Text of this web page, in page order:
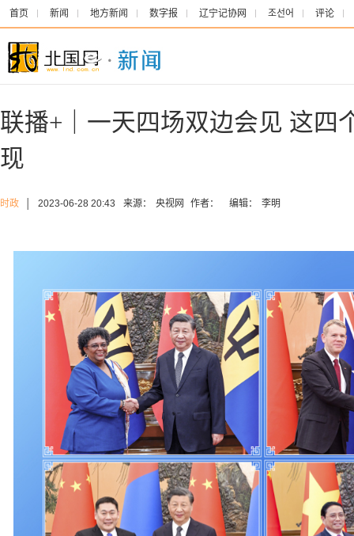
首页 新闻 地方新闻 数字报 辽宁记协网 조선어 评论
联播+｜一天四场双边会见 这四
现
时政 2023-06-28 20:43 来源： 央视网 作者： 编辑： 李明